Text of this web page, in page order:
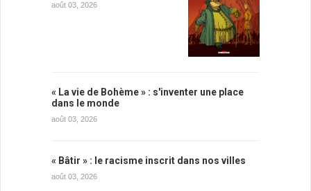
août 03, 2026
« La vie de Bohème » : s'inventer une place
dans le monde
août 03, 2026
« Bâtir » : le racisme inscrit dans nos villes
août 03, 2026